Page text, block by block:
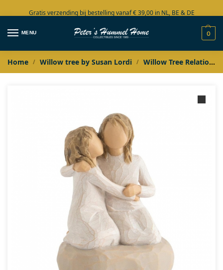
Gratis verzending bij bestelling vanaf € 39,00 in NL, BE & DE
Grote collectie in voorraad
MENU 0
Home / Willow tree by Susan Lordi / Willow Tree Relationships